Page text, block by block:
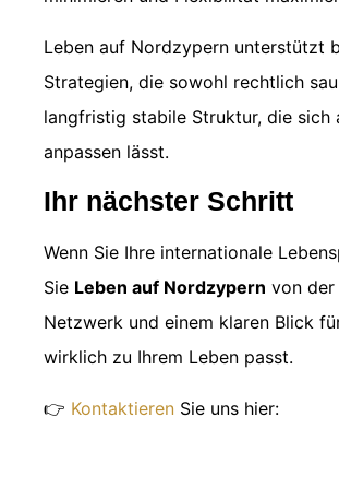
Leben auf Nordzypern unterstützt
Strategien, die sowohl rechtlich
langfristig stabile Struktur, die sich
anpassen lässt.
Ihr nächster Schritt
Wenn Sie Ihre internationale
Sie Leben auf Nordzypern von der
Netzwerk und einem klaren Blick
wirklich zu Ihrem Leben passt.
👉 Kontaktieren Sie uns hier: